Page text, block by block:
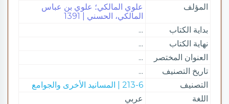
المؤلف
علوي المالكي؛ علوي بن عباس
المالكي، الحسني | 1391
بداية الكتاب
...
نهاية الكتاب
...
العنوان المختصر
...
تاريخ التصنيف
...
التصنيف
213-6 | المسانيد الأخرى والجوامع
اللغة
عربي